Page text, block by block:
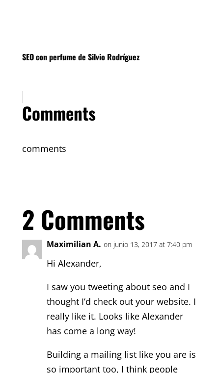
SEO con perfume de Silvio Rodríguez
Comments
comments
2 Comments
Maximilian A. on junio 13, 2017 at 7:40 pm
Hi Alexander,
I saw you tweeting about seo and I
thought I’d check out your website. I
really like it. Looks like Alexander
has come a long way!
Building a mailing list like you are is
so important too, I think people